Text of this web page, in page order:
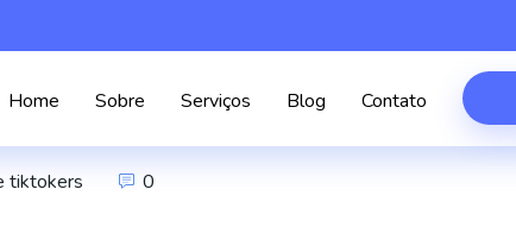
Home Sobre Serviços Blog Contato
tiktokers 0